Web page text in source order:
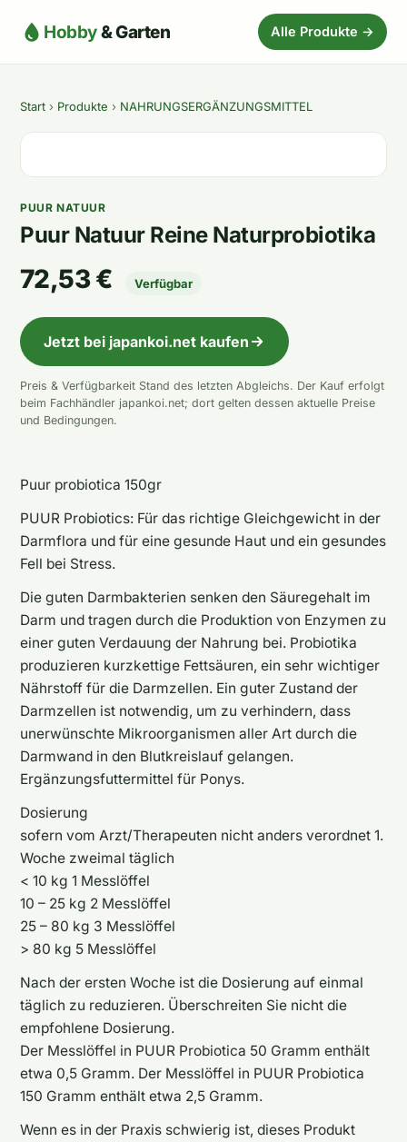
Hobby& Garten Alle Produkte →
Start › Produkte › NAHRUNGSERGÄNZUNGSMITTEL
PUUR NATUUR
Puur Natuur Reine Naturprobiotika
72,53 € Verfügbar
Jetzt bei japankoi.net kaufen
Preis & Verfügbarkeit Stand des letzten Abgleichs. Der Kauf erfolgt
beim Fachhändler japankoi.net; dort gelten dessen aktuelle Preise
und Bedingungen.
Puur probiotica 150gr
PUUR Probiotics: Für das richtige Gleichgewicht in der
Darmflora und für eine gesunde Haut und ein gesundes
Fell bei Stress.
Die guten Darmbakterien senken den Säuregehalt im
Darm und tragen durch die Produktion von Enzymen zu
einer guten Verdauung der Nahrung bei. Probiotika
produzieren kurzkettige Fettsäuren, ein sehr wichtiger
Nährstoff für die Darmzellen. Ein guter Zustand der
Darmzellen ist notwendig, um zu verhindern, dass
unerwünschte Mikroorganismen aller Art durch die
Darmwand in den Blutkreislauf gelangen.
Ergänzungsfuttermittel für Ponys.
Dosierung
sofern vom Arzt/Therapeuten nicht anders verordnet 1.
Woche zweimal täglich
< 10 kg 1 Messlöffel
10 – 25 kg 2 Messlöffel
25 – 80 kg 3 Messlöffel
> 80 kg 5 Messlöffel
Nach der ersten Woche ist die Dosierung auf einmal
täglich zu reduzieren. Überschreiten Sie nicht die
empfohlene Dosierung.
Der Messlöffel in PUUR Probiotica 50 Gramm enthält
etwa 0,5 Gramm. Der Messlöffel in PUUR Probiotica
150 Gramm enthält etwa 2,5 Gramm.
Wenn es in der Praxis schwierig ist, dieses Produkt